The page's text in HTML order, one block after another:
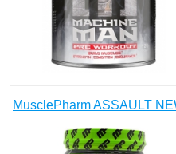
MusclePharm ASSAULT